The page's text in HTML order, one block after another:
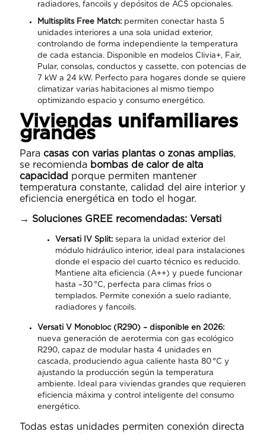
radiadores, fancoils y depósitos de ACS opcionales.
Multisplits Free Match: permiten conectar hasta 5
unidades interiores a una sola unidad exterior,
controlando de forma independiente la temperatura
de cada estancia. Disponible en modelos Clivia+, Fair,
Pular, consolas, conductos y cassette, con potencias de
7 kW a 24 kW. Perfecto para hogares donde se quiere
climatizar varias habitaciones al mismo tiempo
optimizando espacio y consumo energético.
Viviendas unifamiliares
grandes
Para casas con varias plantas o zonas amplias,
se recomienda bombas de calor de alta
capacidad porque permiten mantener
temperatura constante, calidad del aire interior y
eficiencia energética en todo el hogar.
→ Soluciones GREE recomendadas: Versati
Versati IV Split: separa la unidad exterior del
módulo hidráulico interior, ideal para instalaciones
donde el espacio del cuarto técnico es reducido.
Mantiene alta eficiencia (A++) y puede funcionar
hasta –30 °C, perfecta para climas fríos o
templados. Permite conexión a suelo radiante,
radiadores y fancoils.
Versati V Monobloc (R290) – disponible en 2026:
nueva generación de aerotermia con gas ecológico
R290, capaz de modular hasta 4 unidades en
cascada, produciendo agua caliente hasta 80 °C y
ajustando la producción según la temperatura
ambiente. Ideal para viviendas grandes que requieren
eficiencia máxima y control inteligente del consumo
energético.
Todas estas unidades permiten conexión directa